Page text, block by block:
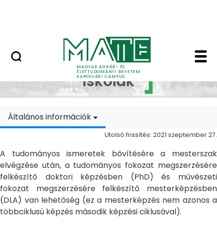
MAGYAR AGRÁR- ÉS
ÉLETTUDOMÁNYI EGYETEM
KAPOSVÁRI CAMPUS
Doktori Iskolák -
Doktori
Iskolák
Általános információk
Utolsó frissítés: 2021 szeptember 27.
A tudományos ismeretek bővítésére a mesterszak
elvégzése után, a tudományos fokozat megszerzésére
felkészítő doktori képzésben (PhD) és művészeti
fokozat megszerzésére felkészítő mesterképzésben
(DLA) van lehetőség (ez a mesterképzés nem azonos a
többciklusú képzés második képzési ciklusával).